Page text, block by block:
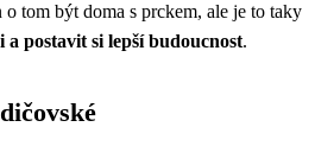
tom být doma s prckem, ale je to taky
a postavit si lepší budoucnost.